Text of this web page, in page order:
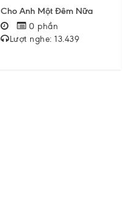
Cho Anh Một Đêm Nữa
0 phần
Lượt nghe: 13.439